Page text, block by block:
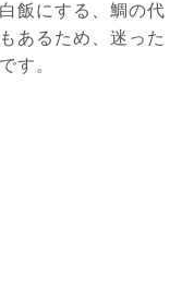
飯にする、鯛の代
あるため、迷った
す。